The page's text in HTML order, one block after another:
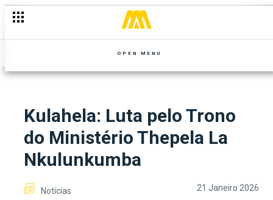
OPEN MENU
Kulahela: Luta pelo Trono
do Ministério Thepela La
Nkulunkumba
Notícias 21 Janeiro 2026